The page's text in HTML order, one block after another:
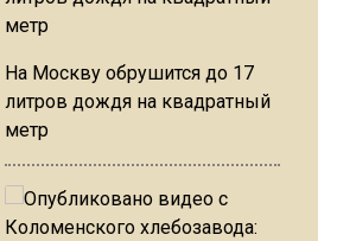
На Москву обрушится до 17
литров дождя на квадратный
метр